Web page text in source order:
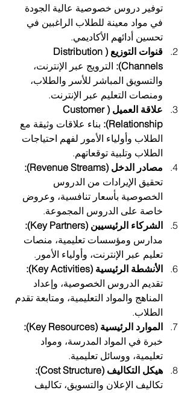
توفير دروس خصوصية عالية الجودة
في مواد معينة للطلاب الراغبين في
تحسين أدائهم الأكاديمي.
قنوات التوزيع (Distribution
Channels):
الترويج عبر الإنترنت،
والتسويق المباشر للأسر والطلاب،
ومنصات التعليم عبر الإنترنت.
علاقة العميل (Customer
Relationship):
بناء علاقات وثيقة مع
الطلاب وأولياء الأمور لفهم احتياجات
الطلاب وتلبية توقعاتهم.
مصادر الدخل (Revenue Streams):
تحقيق الإيرادات من الدروس
الخصوصية بأسعار تنافسية، وعروض
خاصة على الدروس المجموعة.
الشركاء الرئيسيين (Key Partners):
مدارس ومؤسسات تعليمية، منصات
تعليم عبر الإنترنت، وأولياء الأمور.
الأنشطة الرئيسية (Key Activities):
تقديم الدروس الخصوصية، وإعداد
المناهج والمواد التعليمية، ومتابعة تقدم
الطلاب.
الموارد الرئيسية (Key Resources):
خبرة في المواد المدرسة، ومواد
تعليمية، ووسائل تعليمية.
هيكل التكاليف (Cost Structure):
تكاليف الإعلان والتسويق، تكاليف